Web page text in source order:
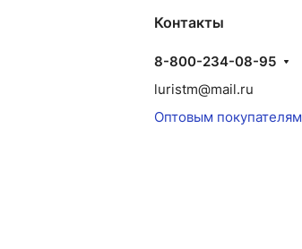
Контакты
8-800-234-08-95
luristm@mail.ru
Оптовым покупателям